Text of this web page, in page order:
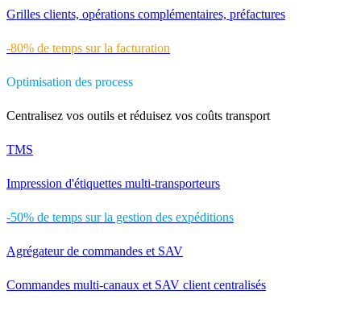
Grilles clients, opérations complémentaires, préfactures
-80% de temps sur la facturation
Optimisation des process
Centralisez vos outils et réduisez vos coûts transport
TMS
Impression d'étiquettes multi-transporteurs
-50% de temps sur la gestion des expéditions
Agrégateur de commandes et SAV
Commandes multi-canaux et SAV client centralisés